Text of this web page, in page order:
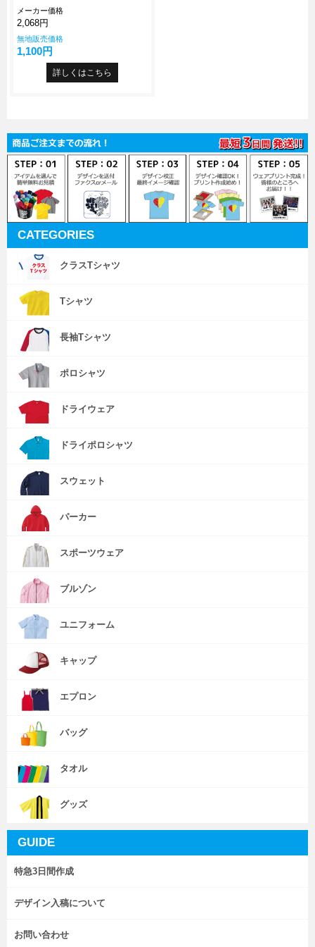
メーカー価格
2,068円
無地販売価格
1,100円
詳しくはこちら
CATEGORIES
クラスTシャツ
Tシャツ
長袖Tシャツ
ポロシャツ
ドライウェア
ドライポロシャツ
スウェット
パーカー
スポーツウェア
ブルゾン
ユニフォーム
キャップ
エプロン
バッグ
タオル
グッズ
GUIDE
特急3日間作成
デザイン入稿について
お問い合わせ